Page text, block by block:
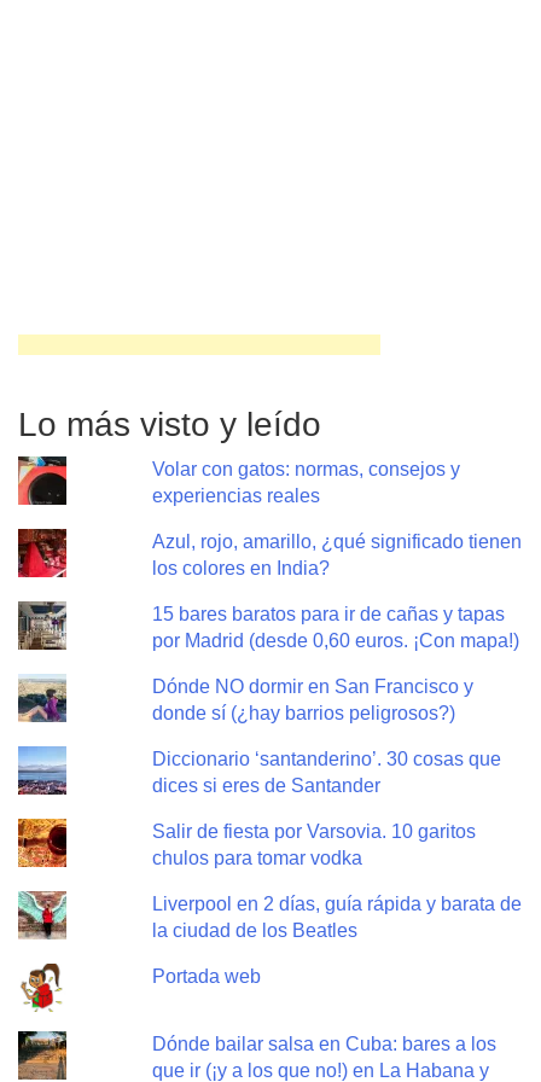
Lo más visto y leído
Volar con gatos: normas, consejos y
experiencias reales
Azul, rojo, amarillo, ¿qué significado tienen
los colores en India?
15 bares baratos para ir de cañas y tapas
por Madrid (desde 0,60 euros. ¡Con mapa!)
Dónde NO dormir en San Francisco y
donde sí (¿hay barrios peligrosos?)
Diccionario ‘santanderino’. 30 cosas que
dices si eres de Santander
Salir de fiesta por Varsovia. 10 garitos
chulos para tomar vodka
Liverpool en 2 días, guía rápida y barata de
la ciudad de los Beatles
Portada web
Dónde bailar salsa en Cuba: bares a los
que ir (¡y a los que no!) en La Habana y